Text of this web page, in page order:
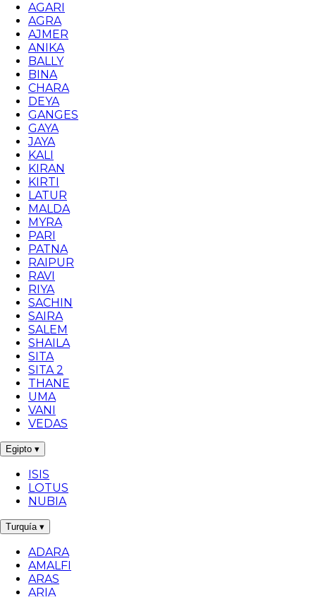
AGARI
AGRA
AJMER
ANIKA
BALLY
BINA
CHARA
DEYA
GANGES
GAYA
JAYA
KALI
KIRAN
KIRTI
LATUR
MALDA
MYRA
PARI
PATNA
RAIPUR
RAVI
RIYA
SACHIN
SAIRA
SALEM
SHAILA
SITA
SITA 2
THANE
UMA
VANI
VEDAS
Egipto ▾
ISIS
LOTUS
NUBIA
Turquía ▾
ADARA
AMALFI
ARAS
ARIA